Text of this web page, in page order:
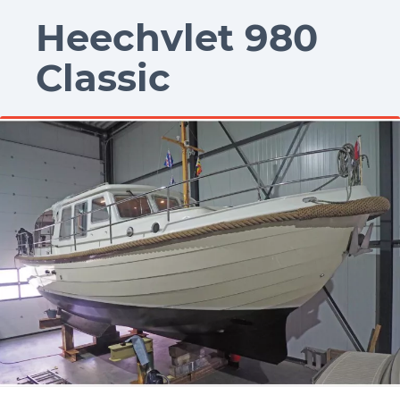
content
footer
Gebruikersvoorkeuren
Heechvlet 980
Classic